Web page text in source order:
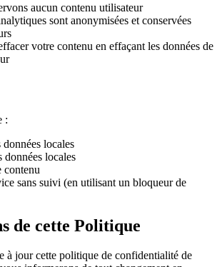
aucun contenu utilisateur
sont anonymisées et conservées
votre contenu en effaçant les données de
:
locales
données locales
contenu
sans suivi (en utilisant un bloqueur de
de cette Politique
à jour cette politique de confidentialité de